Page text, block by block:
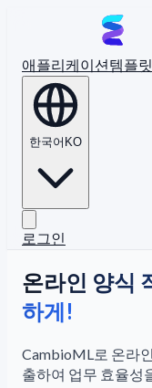
애플리케이션템플릿
한국어 KO
로그인
온라인 양식
하게!
CambioML로 온라
출하여 업무 효율성